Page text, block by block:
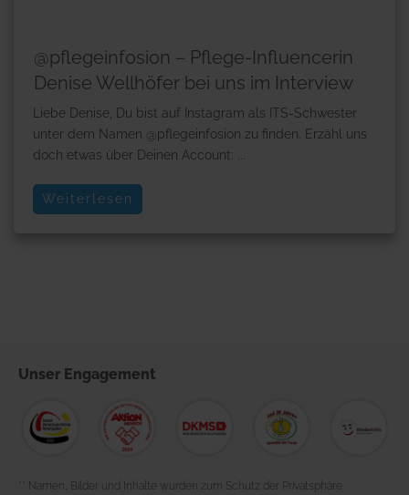
@pflegeinfosion – Pflege-Influencerin
Denise Wellhöfer bei uns im Interview
Liebe Denise, Du bist auf Instagram als ITS-Schwester
unter dem Namen @pflegeinfosion zu finden. Erzähl uns
doch etwas über Deinen Account: ...
Weiterlesen
Unser Engagement
** Namen, Bilder und Inhalte wurden zum Schutz der Privatsphäre